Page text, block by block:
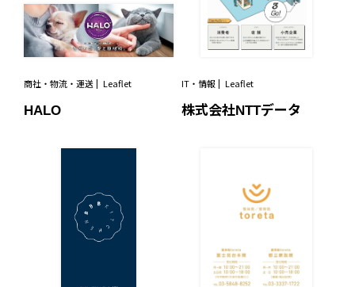
商社・物流・運送 Leaflet
HALO
IT・情報 Leaflet
株式会社NTTデータ